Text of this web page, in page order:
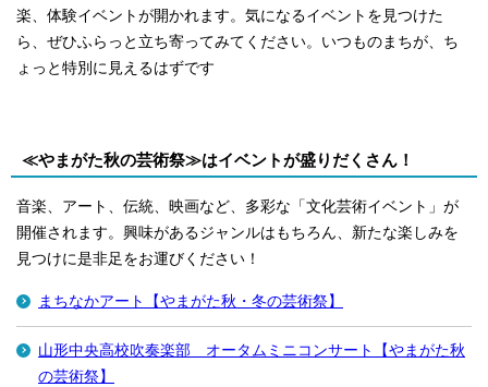
楽、体験イベントが開かれます。気になるイベントを見つけた
ら、ぜひふらっと立ち寄ってみてください。いつものまちが、ち
ょっと特別に見えるはずです
≪やまがた秋の芸術祭≫はイベントが盛りだくさん！
音楽、アート、伝統、映画など、多彩な「文化芸術イベント」が
開催されます。興味があるジャンルはもちろん、新たな楽しみを
見つけに是非足をお運びください！
まちなかアート【やまがた秋・冬の芸術祭】
山形中央高校吹奏楽部 オータムミニコンサート【やまがた秋
の芸術祭】